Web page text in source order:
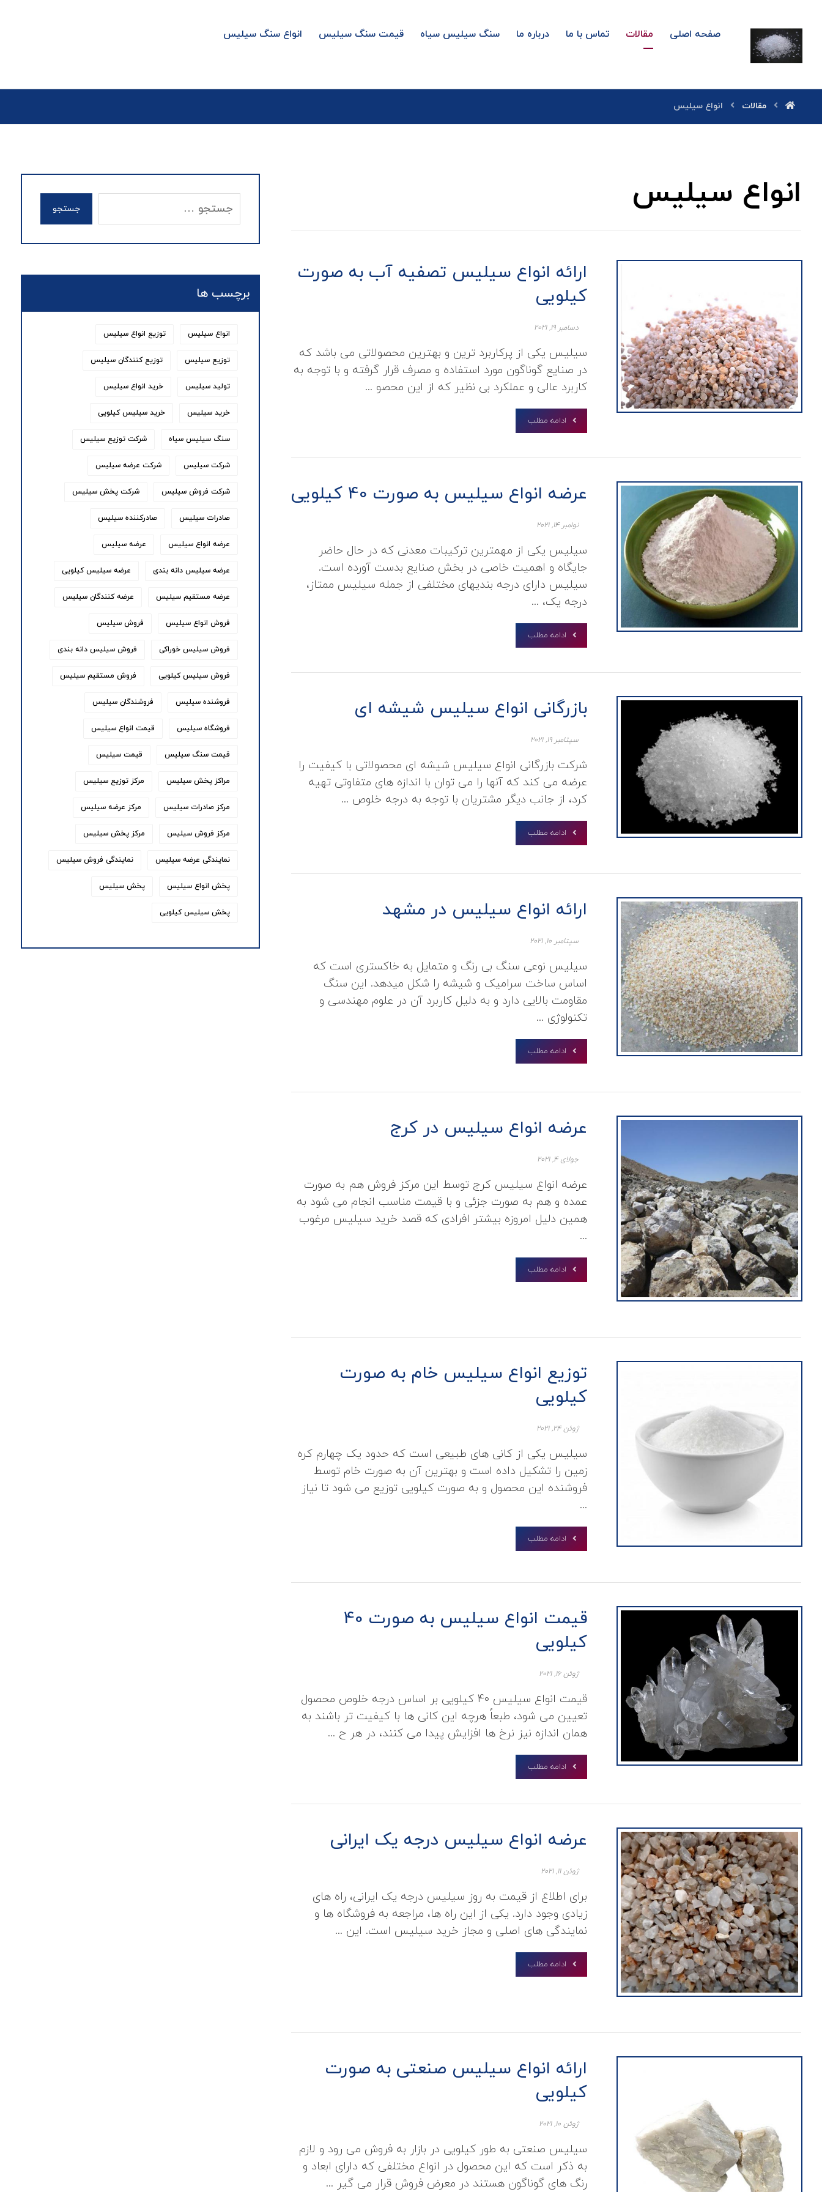
صفحه اصلی مقالات تماس با ما درباره ما سنگ سیلیس سیاه قیمت سنگ سیلیس انواع سنگ سیلیس
مقالات انواع سیلیس
انواع سیلیس
ارائه انواع سیلیس تصفیه آب به صورت
کیلویی
دسامبر ۱۹, ۲۰۲۱
سیلیس یکی از پرکاربرد ترین و بهترین محصولاتی می باشد که
در صنایع گوناگون مورد استفاده و مصرف قرار گرفته و با توجه به
کاربرد عالی و عملکرد بی نظیر که از این محصو ...
ادامه مطلب
عرضه انواع سیلیس به صورت 40 کیلویی
نوامبر ۱۴, ۲۰۲۱
سیلیس یکی از مهمترین ترکیبات معدنی که در حال حاضر
جایگاه و اهمیت خاصی در بخش صنایع بدست آورده است.
سیلیس دارای درجه بندیهای مختلفی از جمله سیلیس ممتاز،
درجه یک، ...
ادامه مطلب
بازرگانی انواع سیلیس شیشه ای
سپتامبر ۱۹, ۲۰۲۱
شرکت بازرگانی انواع سیلیس شیشه ای محصولاتی با کیفیت را
عرضه می کند که آنها را می توان با اندازه های متفاوتی تهیه
کرد، از جانب دیگر مشتریان با توجه به درجه خلوص ...
ادامه مطلب
ارائه انواع سیلیس در مشهد
سپتامبر ۱۰, ۲۰۲۱
سیلیس نوعی سنگ بی رنگ و متمایل به خاکستری است که
اساس ساخت سرامیک و شیشه را شکل میدهد. این سنگ
مقاومت بالایی دارد و به دلیل کاربرد آن در علوم مهندسی و
تکنولوژی ...
ادامه مطلب
عرضه انواع سیلیس در کرج
جولای ۴, ۲۰۲۱
عرضه انواع سیلیس کرج توسط این مرکز فروش هم به صورت
عمده و هم به صورت جزئی و با قیمت مناسب انجام می‌ شود به
همین دلیل امروزه بیشتر افرادی که قصد خرید سیلیس مرغوب
...
ادامه مطلب
توزیع انواع سیلیس خام به صورت
کیلویی
ژوئن ۲۴, ۲۰۲۱
سیلیس یکی از کانی های طبیعی است که حدود یک چهارم کره
زمین را تشکیل داده است و بهترین آن به صورت خام توسط
فروشنده این محصول و به صورت کیلویی توزیع می شود تا نیاز
...
ادامه مطلب
قیمت انواع سیلیس به صورت 40
کیلویی
ژوئن ۱۶, ۲۰۲۱
قیمت انواع سیلیس 40 کیلویی بر اساس درجه خلوص محصول
تعیین می شود، طبعاً هرچه این کانی ها با کیفیت تر باشند به
همان اندازه نیز نرخ ها افزایش پیدا می کنند، در هر ح ...
ادامه مطلب
عرضه انواع سیلیس درجه یک ایرانی
ژوئن ۱۱, ۲۰۲۱
برای اطلاع از قیمت به روز سیلیس درجه یک ایرانی، راه های
زیادی وجود دارد. یکی از این راه ها، مراجعه به فروشگاه ها و
نمایندگی های اصلی و مجاز خرید سیلیس است. این ...
ادامه مطلب
ارائه انواع سیلیس صنعتی به صورت
کیلویی
ژوئن ۱۰, ۲۰۲۱
سیلیس صنعتی به طور کیلویی در بازار به فروش می رود و لازم
به ذکر است که این محصول در انواع مختلفی که دارای ابعاد و
رنگ های گوناگون هستند در معرض فروش قرار می گیر ...
جستجو
برچسب ها
انواع سیلیس توزیع انواع سیلیس
توزیع سیلیس توزیع کنندگان سیلیس
تولید سیلیس خرید انواع سیلیس
خرید سیلیس خرید سیلیس کیلویی
سنگ سیلیس سیاه شرکت توزیع سیلیس
شرکت سیلیس شرکت عرضه سیلیس
شرکت فروش سیلیس شرکت پخش سیلیس
صادرات سیلیس صادرکننده سیلیس
عرضه انواع سیلیس عرضه سیلیس
عرضه سیلیس دانه بندی عرضه سیلیس کیلویی
عرضه مستقیم سیلیس عرضه کنندگان سیلیس
فروش انواع سیلیس فروش سیلیس
فروش سیلیس خوراکی فروش سیلیس دانه بندی
فروش سیلیس کیلویی فروش مستقیم سیلیس
فروشنده سیلیس فروشندگان سیلیس
فروشگاه سیلیس قیمت انواع سیلیس
قیمت سنگ سیلیس قیمت سیلیس
مراکز پخش سیلیس مرکز توزیع سیلیس
مرکز صادرات سیلیس مرکز عرضه سیلیس
مرکز فروش سیلیس مرکز پخش سیلیس
نمایندگی عرضه سیلیس نمایندگی فروش سیلیس
پخش انواع سیلیس پخش سیلیس
پخش سیلیس کیلویی